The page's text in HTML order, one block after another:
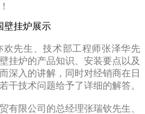
先生、技术部工程师张泽华先
挂炉的产品知识、安装要点以及
深入的讲解，同时对经销商在日
干技术问题给予了详细的解答。
有限公司的总经理张瑞钦先生、